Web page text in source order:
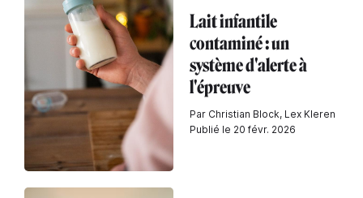
Lait infantile
contaminé : un
système d'alerte à
l'épreuve
Par Christian Block, Lex Kleren
Publié le 20 févr. 2026